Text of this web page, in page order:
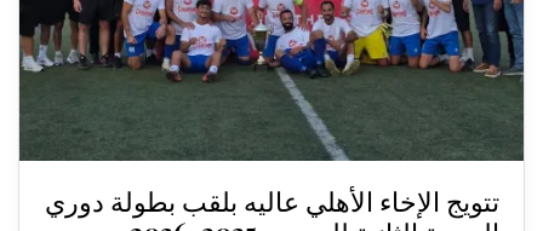
تتويج الإخاء الأهلي عاليه بلقب بطولة دوري